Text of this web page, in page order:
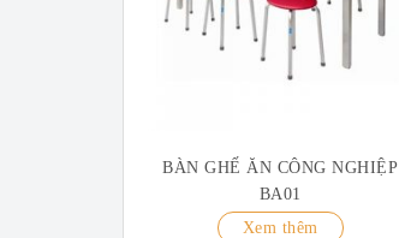
BÀN GHẾ ĂN CÔNG NGHIỆP
BA01
Xem thêm